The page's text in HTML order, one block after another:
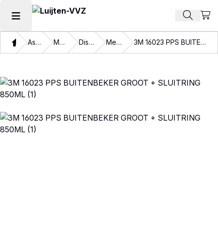
Hoofdmenu openen Zoek
ThuisAssortiment Materialen Disposables Mengbekers 3M 16023 PPS BUITENBEKER GROOT + SLUITRING 850ML